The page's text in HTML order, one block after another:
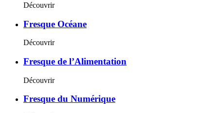
Découvrir
Fresque Océane
Découvrir
Fresque de l’Alimentation
Découvrir
Fresque du Numérique